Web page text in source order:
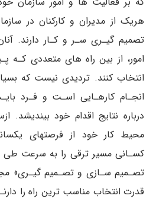
هریک از مدیران و کارکنان در
تصمیم گیـری سـر و کـار دارند.
امور، از بین راه های متعددی کـه
انتخاب کنند. تردیدی نیست که
انجـام کارهـایی اسـت و فـرد
درباره نتایج اقدام خود بیندیشد.
محیط کار خود از فرصتهای یکسانی
کسـانی مسیر ترقی را به سرعت طی
تصـمیم سـازی و تصـمیم گیـری»
قدرت انتخاب مناسب ترین راه را